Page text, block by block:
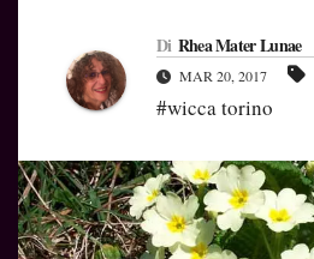
Di Rhea Mater Lunae
MAR 20, 2017
#wicca torino